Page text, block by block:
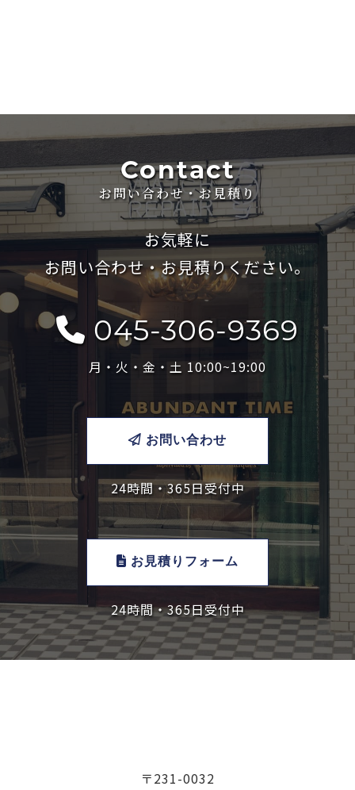
Contact
お問い合わせ・お見積り
お気軽に
お問い合わせ・お見積りください。
045-306-9369
月・火・金・土 10:00~19:00
お問い合わせ
24時間・365日受付中
お見積りフォーム
24時間・365日受付中
〒231-0032